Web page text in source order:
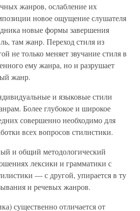
жанров, ослабление их
новое ощущение слушателя
новые формы завершения
там жанр. Переход стиля из
не только меняет звучание стиля в
ему жанра, но и разрушает
жанр.
и языковые стили
Более глубокое и широкое
совершенно необходимо для
всех вопросов стилистики.
и общий методологический
лексики и грамматики с
— с другой, упирается в ту
и речевых жанров.
существенно отличается от